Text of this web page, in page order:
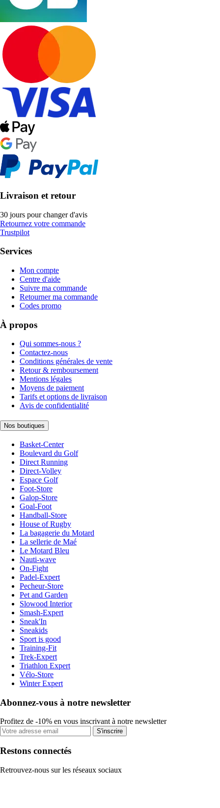
Livraison et retour
30 jours pour changer d'avis
Retournez votre commande
Trustpilot
Services
Mon compte
Centre d'aide
Suivre ma commande
Retourner ma commande
Codes promo
À propos
Qui sommes-nous ?
Contactez-nous
Conditions générales de vente
Retour & remboursement
Mentions légales
Moyens de paiement
Tarifs et options de livraison
Avis de confidentialité
Nos boutiques
Basket-Center
Boulevard du Golf
Direct Running
Direct-Volley
Espace Golf
Foot-Store
Galop-Store
Goal-Foot
Handball-Store
House of Rugby
La bagagerie du Motard
La sellerie de Maé
Le Motard Bleu
Nauti-wave
On-Fight
Padel-Expert
Pecheur-Store
Pet and Garden
Slowood Interior
Smash-Expert
Sneak'In
Sneakids
Sport is good
Training-Fit
Trek-Expert
Triathlon Expert
Vélo-Store
Winter Expert
Abonnez-vous à notre newsletter
Profitez de -10% en vous inscrivant à notre newsletter
S'inscrire
Restons connectés
Retrouvez-nous sur les réseaux sociaux